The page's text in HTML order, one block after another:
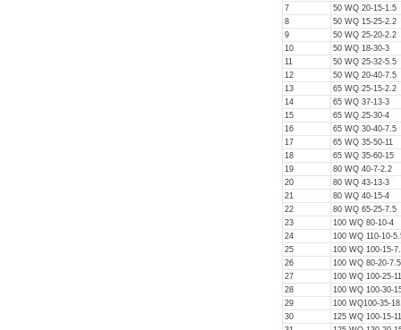
7
50 WQ 20-15-1.5
8
50 WQ 15-25-2.2
9
50 WQ 25-20-2.2
10
50 WQ 18-30-3
11
50 WQ 25-32-5.5
12
50 WQ 20-40-7.5
13
65 WQ 25-15-2.2
14
65 WQ 37-13-3
15
65 WQ 25-30-4
16
65 WQ 30-40-7.5
17
65 WQ 35-50-11
18
65 WQ 35-60-15
19
80 WQ 40-7-2.2
20
80 WQ 43-13-3
21
80 WQ 40-15-4
22
80 WQ 65-25-7.5
23
100 WQ 80-10-4
24
100 WQ 110-10-
25
100 WQ 100-15-
26
100 WQ 80-20-7.5
27
100 WQ 100-25-11
28
100 WQ 100-30-
29
100 WQ100-35-
30
125 WQ 100-15-11